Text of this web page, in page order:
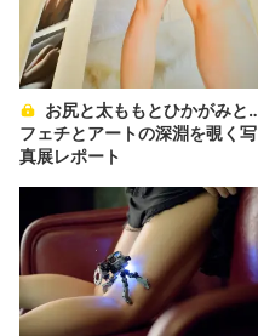
フェチとアートの深淵を覗く写
真展レポート